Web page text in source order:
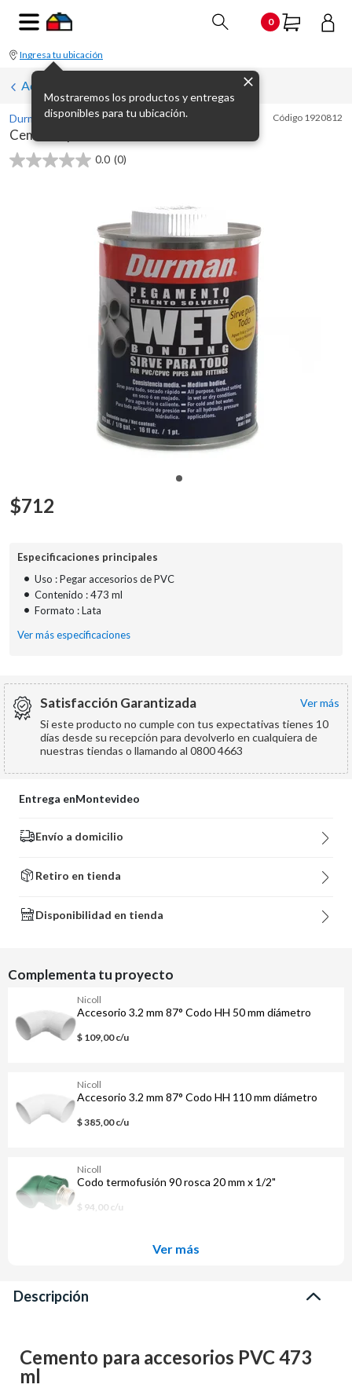
0
Ingresa tu ubicación
Mostraremos los productos y entregas
disponibles para tu ubicación.
Adhesivos y lubricantes
Durman Código 1920812
Cemento para accesorios PVC 473 ml
0.0 (0)
0.0
$712
Especificaciones principales
• Uso : Pegar accesorios de PVC
• Contenido : 473 ml
• Formato : Lata
Ver más especificaciones
Satisfacción Garantizada
ver más
Si este producto no cumple con tus expectativas tienes 10
días desde su recepción para devolverlo en cualquiera de
nuestras tiendas o llamando al 0800 4663
Entrega enMontevideo
Envío a domicilio
Retiro en tienda
Disponibilidad en tienda
Complementa tu proyecto
Nicoll
Accesorio 3.2 mm 87° Codo HH 50 mm diámetro
$ 109,00 c/u
Nicoll
Accesorio 3.2 mm 87° Codo HH 110 mm diámetro
$ 385,00 c/u
Nicoll
Codo termofusión 90 rosca 20 mm x 1/2"
$ 94,00 c/u
Ver más
Descripción
Cemento para accesorios PVC 473
ml